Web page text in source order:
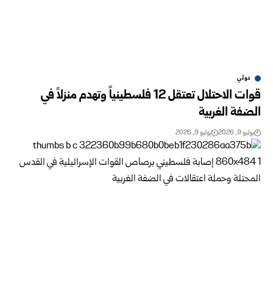
دولي
قوات الاحتلال تعتقل 12 فلسطينياً وتهدم منزلاً في
الضفة الغربية
يوليو 9, 2026 يوليو 9, 2026